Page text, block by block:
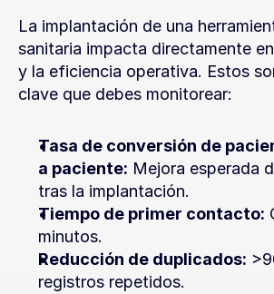
La implantación de una
sanitaria impacta directamente
y la eficiencia operativa. Estos
clave que debes monitorear:
Tasa de conversión de
a paciente: Mejora esperada
tras la implantación.
Tiempo de primer contacto:
minutos.
Reducción de duplicados:
registros repetidos.